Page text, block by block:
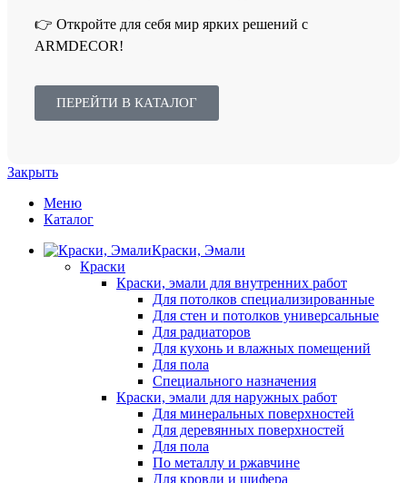
👉 Откройте для себя мир ярких решений с
ARMDECOR!
ПЕРЕЙТИ В КАТАЛОГ
Закрыть
Меню
Каталог
Краски, Эмали
Краски
Краски, эмали для внутренних работ
Для потолков специализированные
Для стен и потолков универсальные
Для радиаторов
Для кухонь и влажных помещений
Для пола
Специального назначения
Краски, эмали для наружных работ
Для минеральных поверхностей
Для деревянных поверхностей
Для пола
По металлу и ржавчине
Для кровли и шифера